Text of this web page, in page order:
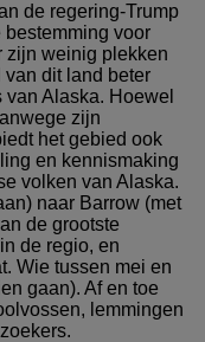
de regering-Trump
voor
zijn weinig plekken
dit land beter
Alaska. Hoewel
zijn
het gebied ook
en kennismaking
volken van Alaska.
naar Barrow (met
de grootste
de regio, en
Wie tussen mei en
gaan). Af en toe
lemmingen